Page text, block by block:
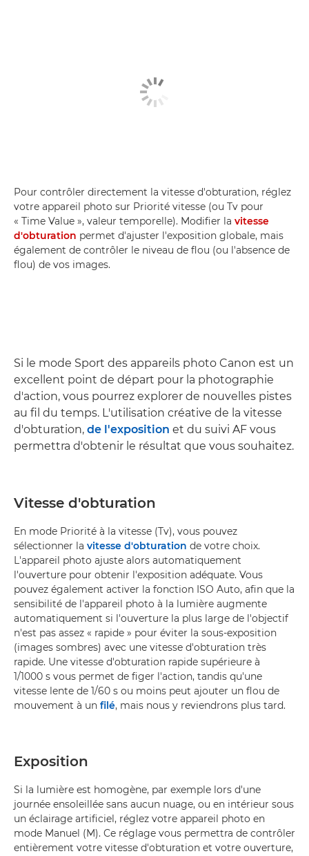
Pour contrôler directement la vitesse d'obturation, réglez
votre appareil photo sur Priorité vitesse (ou Tv pour
« Time Value », valeur temporelle). Modifier la vitesse
d'obturation permet d'ajuster l'exposition globale, mais
également de contrôler le niveau de flou (ou l'absence de
flou) de vos images.
Si le mode Sport des appareils photo Canon est un
excellent point de départ pour la photographie
d'action, vous pourrez explorer de nouvelles pistes
au fil du temps. L'utilisation créative de la vitesse
d'obturation, de l'exposition et du suivi AF vous
permettra d'obtenir le résultat que vous souhaitez.
Vitesse d'obturation
En mode Priorité à la vitesse (Tv), vous pouvez
sélectionner la vitesse d'obturation de votre choix.
L'appareil photo ajuste alors automatiquement
l'ouverture pour obtenir l'exposition adéquate. Vous
pouvez également activer la fonction ISO Auto, afin que la
sensibilité de l'appareil photo à la lumière augmente
automatiquement si l'ouverture la plus large de l'objectif
n'est pas assez « rapide » pour éviter la sous-exposition
(images sombres) avec une vitesse d'obturation très
rapide. Une vitesse d'obturation rapide supérieure à
1/1000 s vous permet de figer l'action, tandis qu'une
vitesse lente de 1/60 s ou moins peut ajouter un flou de
mouvement à un filé, mais nous y reviendrons plus tard.
Exposition
Si la lumière est homogène, par exemple lors d'une
journée ensoleillée sans aucun nuage, ou en intérieur sous
un éclairage artificiel, réglez votre appareil photo en
mode Manuel (M). Ce réglage vous permettra de contrôler
entièrement votre vitesse d'obturation et votre ouverture,